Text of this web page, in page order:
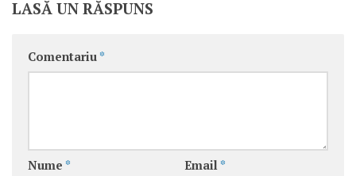
LASĂ UN RĂSPUNS
Comentariu *
Nume * Email *